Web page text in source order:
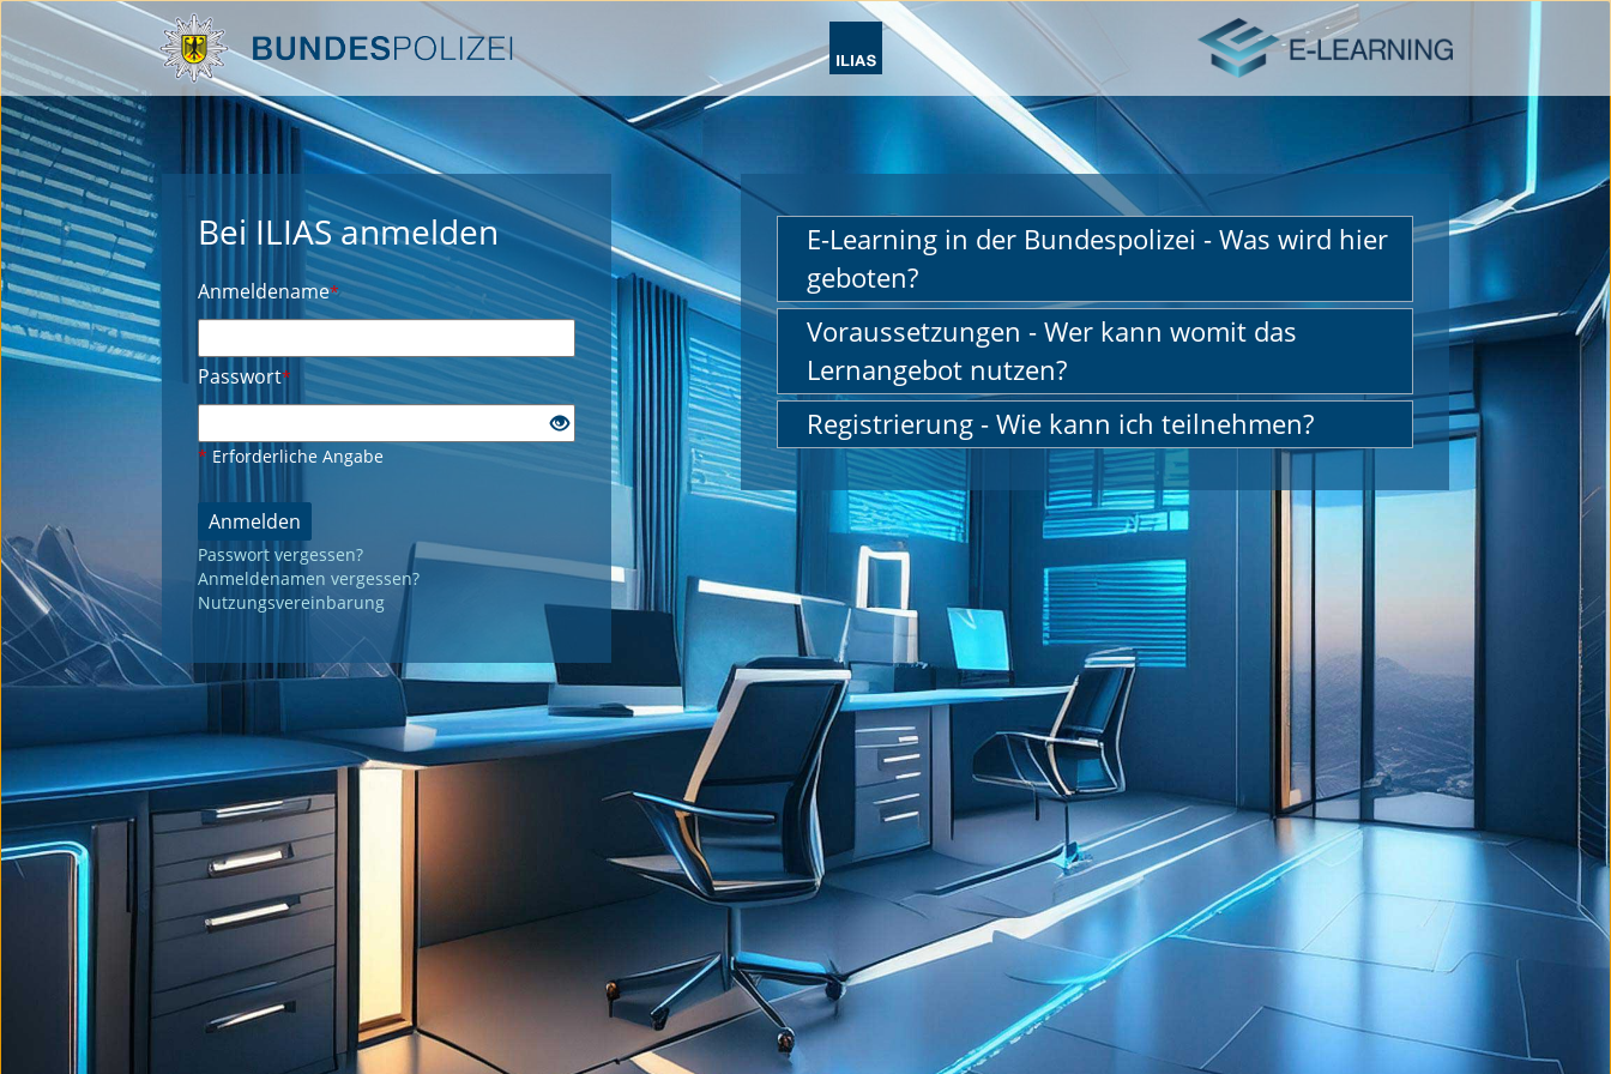
Bei ILIAS anmelden
Anmeldename*
Passwort*
* Erforderliche Angabe
Anmelden
Passwort vergessen?
Anmeldenamen vergessen?
Nutzungsvereinbarung
E-Learning in der Bundespolizei - Was wird hier
geboten?
Voraussetzungen - Wer kann womit das
Lernangebot nutzen?
Registrierung - Wie kann ich teilnehmen?